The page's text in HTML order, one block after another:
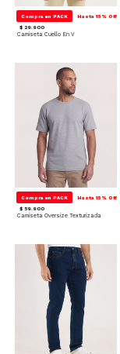
Compra en PACK Hasta 15% Off
$ 29.900
Camiseta Cuello En V
Compra en PACK Hasta 15% Off
$ 59.900
Camiseta Oversize Texturizada